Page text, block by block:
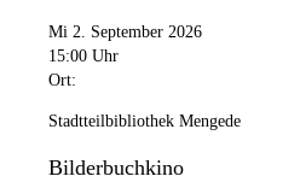
Mi 2. September 2026
15:00 Uhr
Ort:
Stadtteilbibliothek Mengede
Bilderbuchkino